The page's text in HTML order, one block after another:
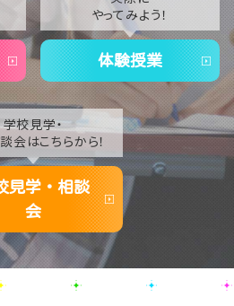
やってみよう！
体験授業
学校見学・
会はこちらから！
見学・相談
会